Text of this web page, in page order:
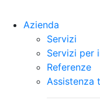
Azienda
Servizi
Servizi per
Referenze
Assistenza